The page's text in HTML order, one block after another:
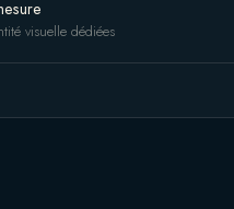
visuelle dédiées